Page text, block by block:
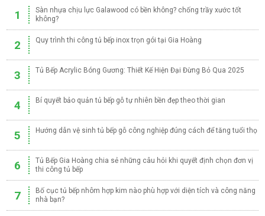
1
Sàn nhựa chịu lực Galawood có bền không? chống trầy xước tốt
không?
2 Quy trình thi công tủ bếp inox trọn gói tại Gia Hoàng
3 Tủ Bếp Acrylic Bóng Gương: Thiết Kế Hiện Đại Đừng Bỏ Qua 2025
4 Bí quyết bảo quản tủ bếp gỗ tự nhiên bền đẹp theo thời gian
5 Hướng dẫn vệ sinh tủ bếp gỗ công nghiệp đúng cách để tăng tuổi thọ
6
Tủ Bếp Gia Hoàng chia sẻ những câu hỏi khi quyết định chọn đơn vị
thi công tủ bếp
7
Bố cục tủ bếp nhôm hợp kim nào phù hợp với diện tích và công năng
nhà bạn?